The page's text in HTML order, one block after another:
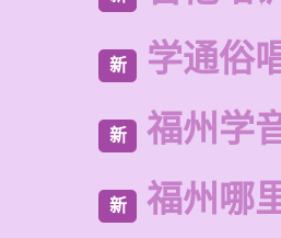
新 学通俗
新 福州学
新 福州哪